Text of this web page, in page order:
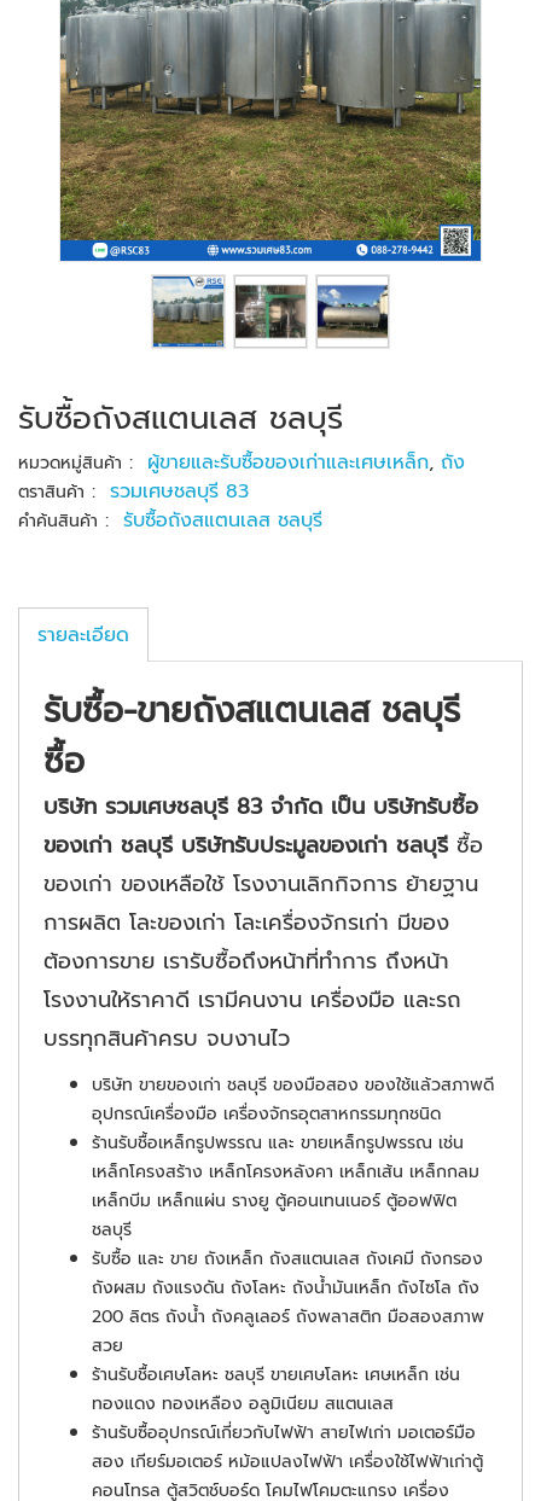
รับซื้อถังสแตนเลส ชลบุรี
หมวดหมู่สินค้า : ผู้ขายและรับซื้อของเก่าและเศษเหล็ก, ถัง
ตราสินค้า : รวมเศษชลบุรี 83
คำค้นสินค้า : รับซื้อถังสแตนเลส ชลบุรี
รายละเอียด
รับซื้อ-ขายถังสแตนเลส ชลบุรี
ซื้อ
บริษัท รวมเศษชลบุรี 83 จำกัด เป็น บริษัทรับซื้อ
ของเก่า ชลบุรี บริษัทรับประมูลของเก่า ชลบุรี ซื้อ
ของเก่า ของเหลือใช้ โรงงานเลิกกิจการ ย้ายฐาน
การผลิต โละของเก่า โละเครื่องจักรเก่า มีของ
ต้องการขาย เรารับซื้อถึงหน้าที่ทำการ ถึงหน้า
โรงงานให้ราคาดี เรามีคนงาน เครื่องมือ และรถ
บรรทุกสินค้าครบ จบงานไว
บริษัท ขายของเก่า ชลบุรี ของมือสอง ของใช้แล้วสภาพดี
อุปกรณ์เครื่องมือ เครื่องจักรอุตสาหกรรมทุกชนิด
ร้านรับชื้อเหล็กรูปพรรณ และ ขายเหล็กรูปพรรณ เช่น
เหล็กโครงสร้าง เหล็กโครงหลังคา เหล็กเส้น เหล็กกลม
เหล็กบีม เหล็กแผ่น รางยู ตู้คอนเทนเนอร์ ตู้ออฟฟิต
ชลบุรี
รับซื้อ และ ขาย ถังเหล็ก ถังสแตนเลส ถังเคมี ถังกรอง
ถังผสม ถังแรงดัน ถังโลหะ ถังน้ำมันเหล็ก ถังไซโล ถัง
200 ลิตร ถังน้ำ ถังคลูเลอร์ ถังพลาสติก มือสองสภาพ
สวย
ร้านรับชื้อเศษโลหะ ชลบุรี ขายเศษโลหะ เศษเหล็ก เช่น
ทองแดง ทองเหลือง อลูมิเนียม สแตนเลส
ร้านรับซื้ออุปกรณ์เกี่ยวกับไฟฟ้า สายไฟเก่า มอเตอร์มือ
สอง เกียร์มอเตอร์ หม้อแปลงไฟฟ้า เครื่องใช้ไฟฟ้าเก่าตู้
คอนโทรล ตู้สวิตช์บอร์ด โคมไฟโคมตะแกรง เครื่อง